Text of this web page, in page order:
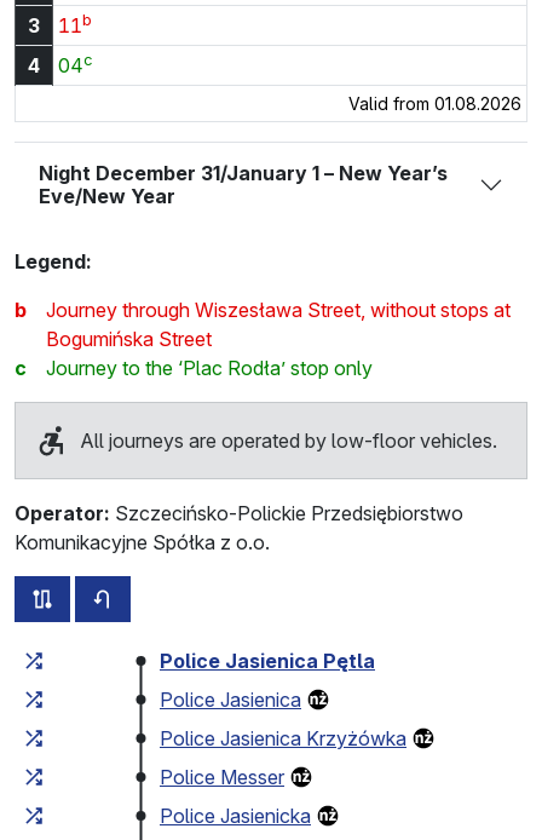
3
11b
4
04c
Valid from 01.08.2026
Night December 31/January 1 – New Year’s
Eve/New Year
Legend:
b
Journey through Wiszesława Street, without stops at
Bogumińska Street
c
Journey to the ‘Plac Rodła’ stop only
All journeys are operated by low-floor vehicles.
Operator: Szczecińsko-Polickie Przedsiębiorstwo
Komunikacyjne Spółka z o.o.
all routes of this line
Cumulative travel time Travel time between stops
Police Jasienica Pętla
Police Jasienica
Police Jasienica Krzyżówka
Police Messer
Police Jasienicka